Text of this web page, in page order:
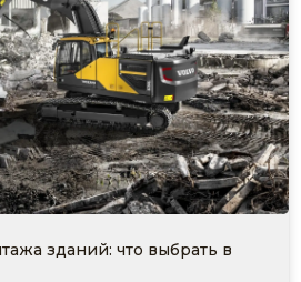
зданий: что выбрать в